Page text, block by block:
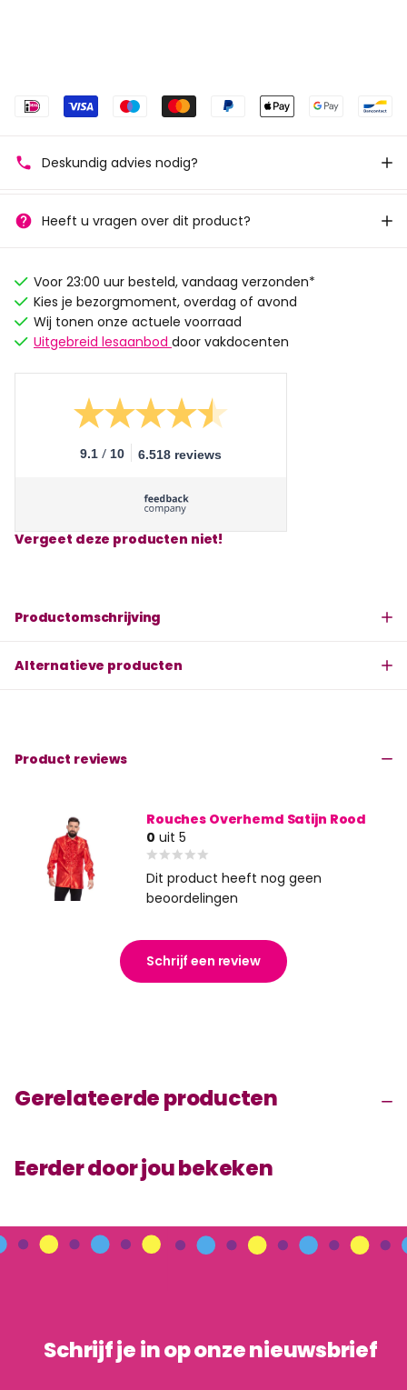
Deskundig advies nodig?
Heeft u vragen over dit product?
Voor 23:00 uur besteld, vandaag verzonden*
Kies je bezorgmoment, overdag of avond
Wij tonen onze actuele voorraad
Uitgebreid lesaanbod door vakdocenten
9.1 / 10 6.518 reviews
Vergeet deze producten niet!
Productomschrijving
Alternatieve producten
Product reviews
Rouches Overhemd Satijn Rood
0 uit 5
Dit product heeft nog geen
beoordelingen
Schrijf een review
Gerelateerde producten
Eerder door jou bekeken
Schrijf je in op onze nieuwsbrief